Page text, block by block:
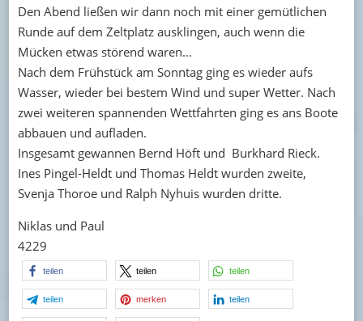
Den Abend ließen wir dann noch mit einer gemütlichen
Runde auf dem Zeltplatz ausklingen, auch wenn die
Mücken etwas störend waren…
Nach dem Frühstück am Sonntag ging es wieder aufs
Wasser, wieder bei bestem Wind und super Wetter. Nach
zwei weiteren spannenden Wettfahrten ging es ans Boote
abbauen und aufladen.
Insgesamt gewannen Bernd Höft und Burkhard Rieck.
Ines Pingel-Heldt und Thomas Heldt wurden zweite,
Svenja Thoroe und Ralph Nyhuis wurden dritte.
Niklas und Paul
4229
teilen teilen teilen
teilen merken teilen